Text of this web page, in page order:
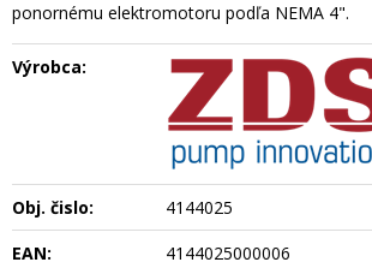
ponornému elektromotoru podľa NEMA 4".
Výrobca:
Obj. čislo:
4144025
EAN:
4144025000006